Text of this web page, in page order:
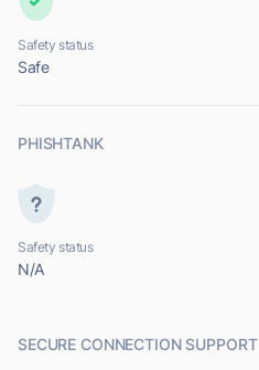
Safety status
Safe
PHISHTANK
Safety status
N/A
SECURE CONNECTION SUPPORT